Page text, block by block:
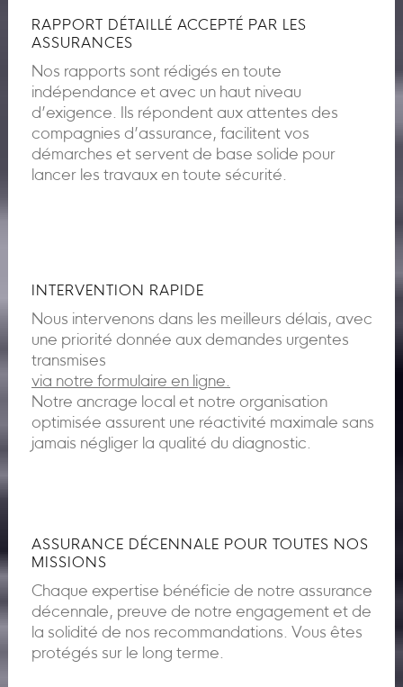
RAPPORT DÉTAILLÉ ACCEPTÉ PAR LES
ASSURANCES
Nos rapports sont rédigés en toute
indépendance et avec un haut niveau
d’exigence. Ils répondent aux attentes des
compagnies d’assurance, facilitent vos
démarches et servent de base solide pour
lancer les travaux en toute sécurité.
INTERVENTION RAPIDE
Nous intervenons dans les meilleurs délais, avec
une priorité donnée aux demandes urgentes
transmises
via notre formulaire en ligne.
Notre ancrage local et notre organisation
optimisée assurent une réactivité maximale sans
jamais négliger la qualité du diagnostic.
ASSURANCE DÉCENNALE POUR TOUTES NOS
MISSIONS
Chaque expertise bénéficie de notre assurance
décennale, preuve de notre engagement et de
la solidité de nos recommandations. Vous êtes
protégés sur le long terme.